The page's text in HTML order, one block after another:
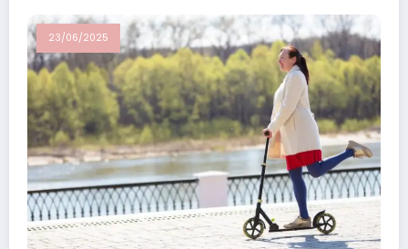
23/06/2025